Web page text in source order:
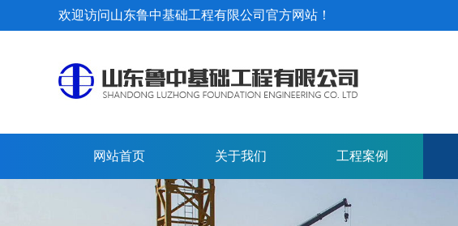
欢迎访问山东鲁中基础工程有限公司官方网站！
网站首页 关于我们 工程案例